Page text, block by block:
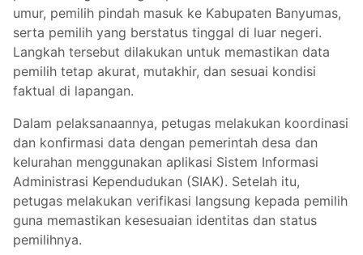
umur, pemilih pindah masuk ke Kabupaten Banyumas,
serta pemilih yang berstatus tinggal di luar negeri.
Langkah tersebut dilakukan untuk memastikan data
pemilih tetap akurat, mutakhir, dan sesuai kondisi
faktual di lapangan.
Dalam pelaksanaannya, petugas melakukan koordinasi
dan konfirmasi data dengan pemerintah desa dan
kelurahan menggunakan aplikasi Sistem Informasi
Administrasi Kependudukan (SIAK). Setelah itu,
petugas melakukan verifikasi langsung kepada pemilih
guna memastikan kesesuaian identitas dan status
pemilihnya.